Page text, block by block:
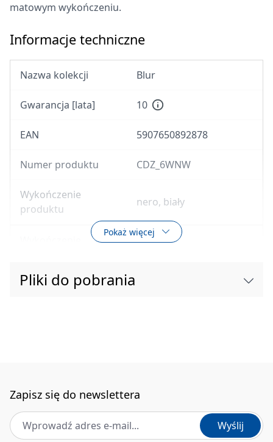
matowym wykończeniu.
Informacje techniczne
Nazwa kolekcji Blur
Gwarancja [lata] 10
EAN 5907650892878
Numer produktu CDZ_6WNW
Wykończenie
produktu
nero, biały
biały
Ukryte mocowania Tak
Szerokość [mm]
Pokaż więcej
Pliki do pobrania
Zapisz się do newslettera
Adres e-mail *
Wyślij